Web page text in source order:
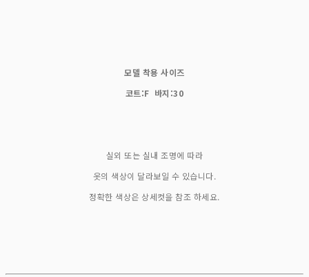
모델 착용 사이즈
코트:F 바지:30
실외 또는 실내 조명에 따라
옷의 색상이 달라보일 수 있습니다.
정확한 색상은 상세컷을 참조 하세요.